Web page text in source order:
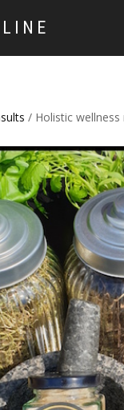
/ Holistic wellness